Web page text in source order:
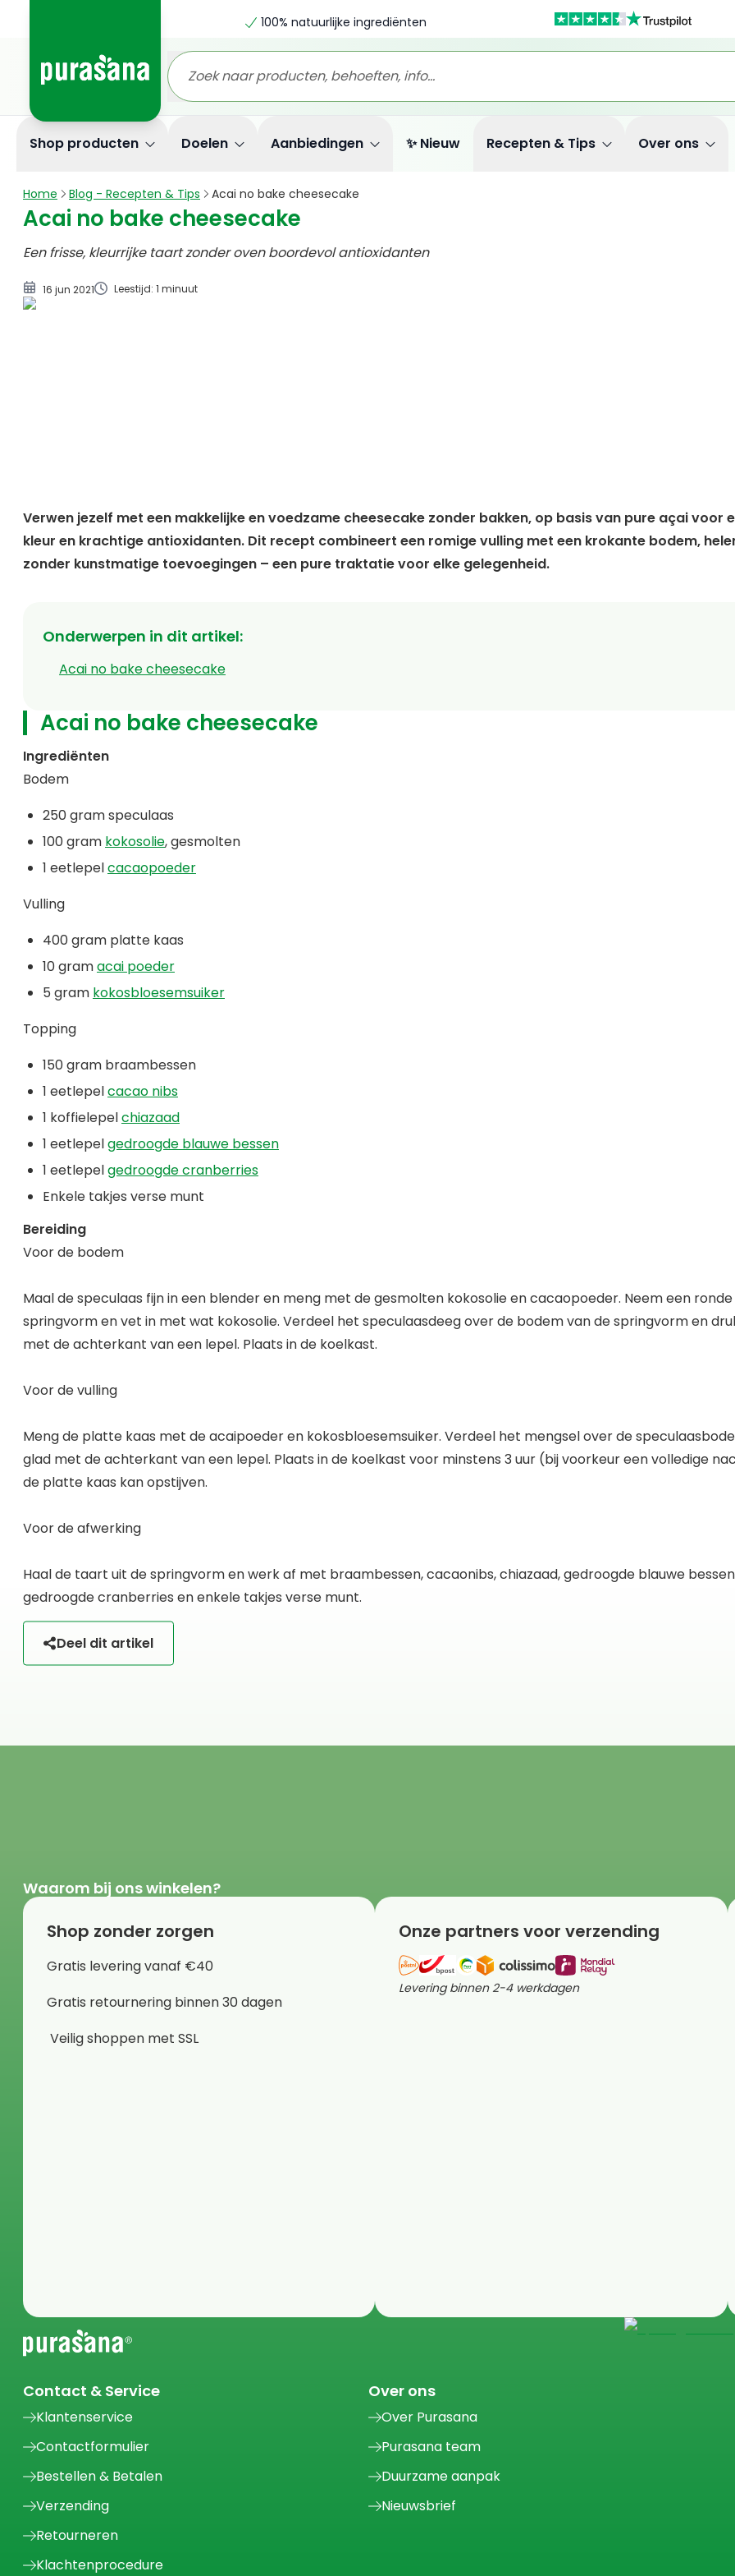
100% natuurlijke ingrediënten
Shop producten Doelen Aanbiedingen ✨ Nieuw Recepten & Tips Over ons
Home Blog - Recepten & Tips Acai no bake cheesecake
Acai no bake cheesecake
Een frisse, kleurrijke taart zonder oven boordevol antioxidanten
16 jun 2021 Leestijd: 1 minuut
Verwen jezelf met een makkelijke en voedzame cheesecake zonder bakken, op basis van pure açai voor
kleur en krachtige antioxidanten. Dit recept combineert een romige vulling met een krokante bodem,
zonder kunstmatige toevoegingen – een pure traktatie voor elke gelegenheid.
Onderwerpen in dit artikel:
Acai no bake cheesecake
Acai no bake cheesecake
Ingrediënten
Bodem
250 gram speculaas
100 gram kokosolie, gesmolten
1 eetlepelcacaopoeder
Vulling
400 gram platte kaas
10 gramacai poeder
5 gram kokosbloesemsuiker
Topping
150 gram braambessen
1 eetlepelcacao nibs
1 koffielepelchiazaad
1 eetlepelgedroogde blauwe bessen
1 eetlepelgedroogde cranberries
Enkele takjes verse munt
Bereiding
Voor de bodem
Maal de speculaas fijn in een blender en meng met de gesmolten kokosolie en cacaopoeder. Neem een ronde
springvorm en vet in met wat kokosolie. Verdeel het speculaasdeeg over de bodem van de springvorm en
met de achterkant van een lepel. Plaats in de koelkast.
Voor de vulling
Meng de platte kaas met de acaipoeder en kokosbloesemsuiker. Verdeel het mengsel over de
glad met de achterkant van een lepel. Plaats in de koelkast voor minstens 3 uur (bij voorkeur een volledige
de platte kaas kan opstijven.
Voor de afwerking
Haal de taart uit de springvorm en werk af met braambessen, cacaonibs, chiazaad, gedroogde blauwe
gedroogde cranberries en enkele takjes verse munt.
Deel dit artikel
Waarom bij ons winkelen?
Shop zonder zorgen
Gratis levering vanaf €40
Gratis retournering binnen 30 dagen
Veilig shoppen met SSL
Onze partners voor verzending
Levering binnen 2-4 werkdagen
Contact & Service
Klantenservice
Contactformulier
Bestellen & Betalen
Verzending
Retourneren
Klachtenprocedure
Over ons
Over Purasana
Purasana team
Duurzame aanpak
Nieuwsbrief